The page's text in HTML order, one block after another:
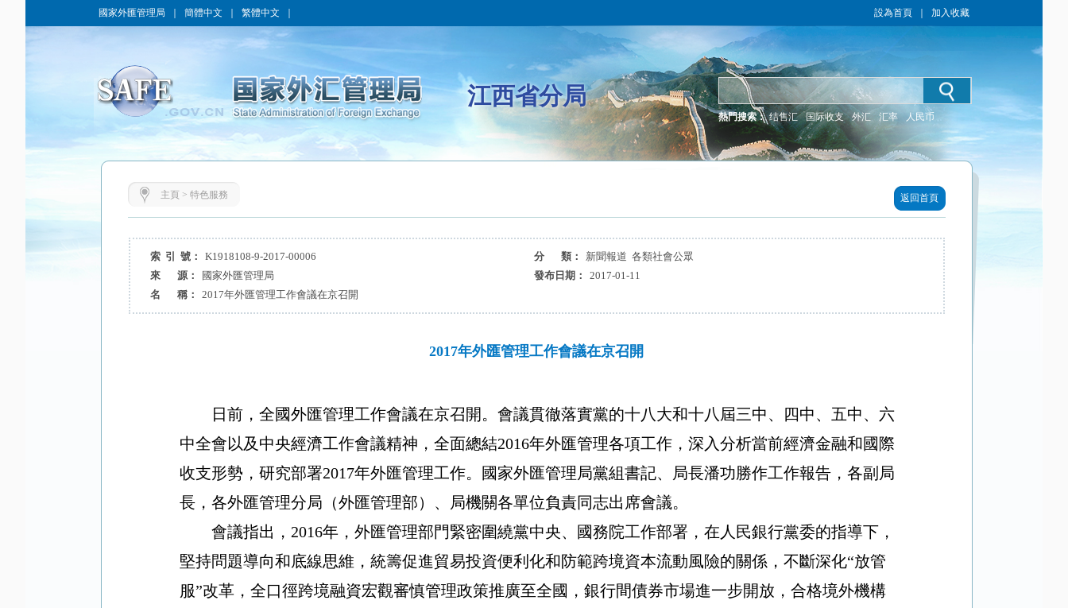
國家外匯管理局 簡體中文 繁體中文 設為首頁 加入收藏
江西省分局
熱門搜索： 结售汇 国际收支 外汇 汇率 人民币
主頁 > 特色服務 返回首頁
索 引 號： K1918108-9-2017-00006 分 類：
新聞報道 各類社會公眾
來 源：
國家外匯管理局 發布日期：
2017-01-11
名 稱：
2017年外匯管理工作會議在京召開
2017年外匯管理工作會議在京召開
日前，全國外匯管理工作會議在京召開。會議貫徹落實黨的十八大和十八屆三中、四中、五中、六
中全會以及中央經濟工作會議精神，全面總結2016年外匯管理各項工作，深入分析當前經濟金融和國際
收支形勢，研究部署2017年外匯管理工作。國家外匯管理局黨組書記、局長潘功勝作工作報告，各副局
長，各外匯管理分局（外匯管理部）、局機關各單位負責同志出席會議。
會議指出， 2016年，外匯管理部門緊密圍繞黨中央、國務院工作部署，在人民銀行黨委的指導下，
堅持問題導向和底線思維，統籌促進貿易投資便利化和防範跨境資本流動風險的關係， 不斷深化“放管
服”改革，全口徑跨境融資宏觀審慎管理政策推廣至全國，銀行間債券市場進一步開放，合格境外機構